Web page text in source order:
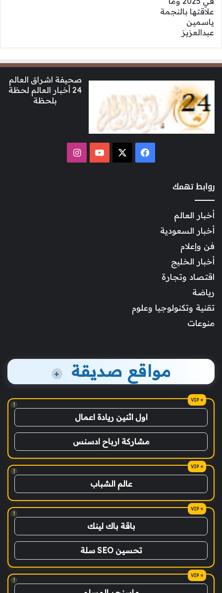
صحيفة اشراق العالم
24 أخبار العالم لحظة
بلحظة
فيسبوك ‫YouTubeانستقرام
روابط تهمك
أخبار العالم
أخبار السعودية
فن وإعلام
أخبار الخليج
اقتصاد وتجارة
رياضة
تقنية وتكنولوجيا وعلوم
منوعات
مواقع صديقة +
!
اول اثنين ريادة اعمال
مشاركة ارباح ادسنس
!
عالم الشباب
!
باقة باك لينك
تحسين SEO سلة
!